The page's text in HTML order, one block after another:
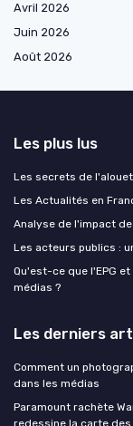
Avril 2026
Juin 2026
Août 2026
Les plus lus
Les secrets de
Les Actualités en
Analyse de l'impact
Les acteurs publics :
Qu'est-ce que l'EPG
médias ?
Les derniers
Comment un
dans les médias
Paramount rachète
redessine la carte des